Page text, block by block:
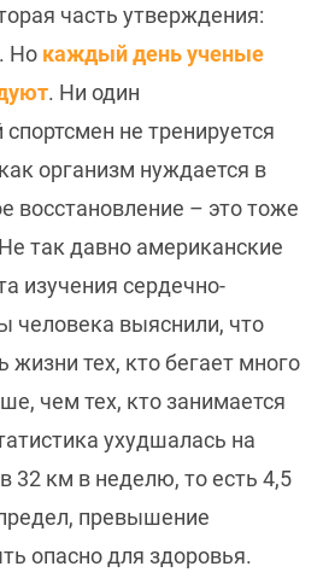
часть утверждения:
Но каждый день ученые
. Ни один
не тренируется
организм нуждается в
восстановление – это тоже
так давно американские
изучения сердечно-
человека выяснили, что
жизни тех, кто бегает много
чем тех, кто занимается
ухудшалась на
32 км в неделю, то есть 4,5
превышение
опасно для здоровья.